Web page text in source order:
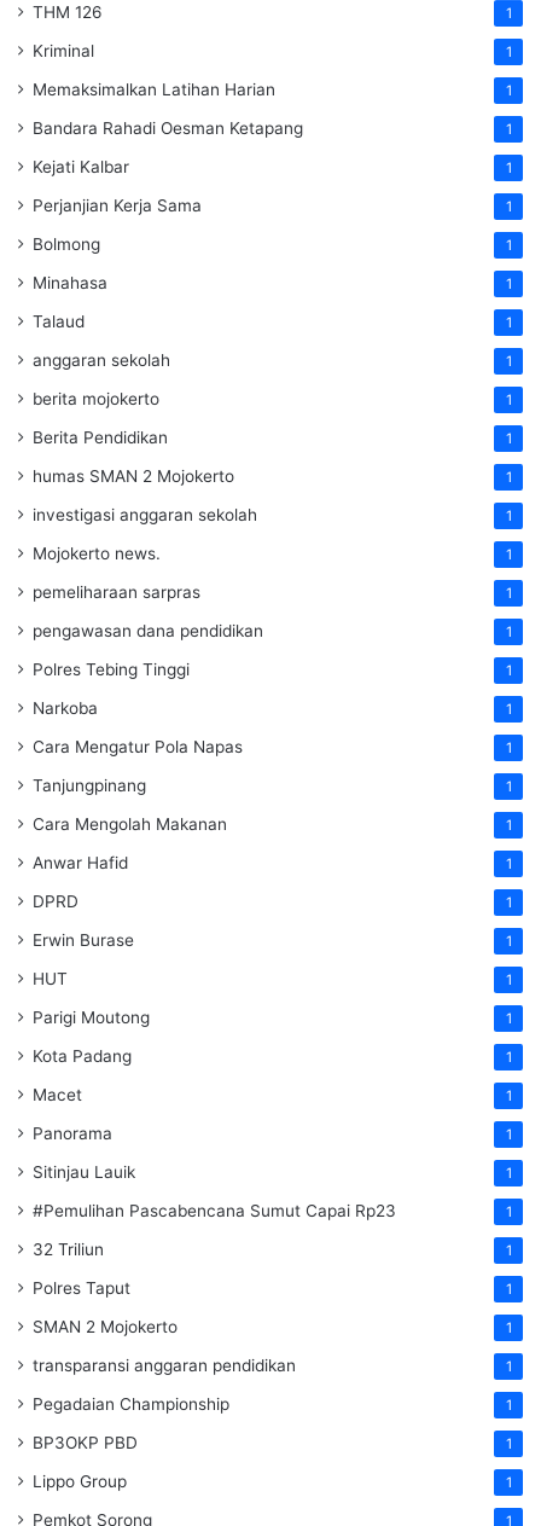
THM 126 1
Kriminal 1
Memaksimalkan Latihan Harian 1
Bandara Rahadi Oesman Ketapang 1
Kejati Kalbar 1
Perjanjian Kerja Sama 1
Bolmong 1
Minahasa 1
Talaud 1
anggaran sekolah 1
berita mojokerto 1
Berita Pendidikan 1
humas SMAN 2 Mojokerto 1
investigasi anggaran sekolah 1
Mojokerto news. 1
pemeliharaan sarpras 1
pengawasan dana pendidikan 1
Polres Tebing Tinggi 1
Narkoba 1
Cara Mengatur Pola Napas 1
Tanjungpinang 1
Cara Mengolah Makanan 1
Anwar Hafid 1
DPRD 1
Erwin Burase 1
HUT 1
Parigi Moutong 1
Kota Padang 1
Macet 1
Panorama 1
Sitinjau Lauik 1
#Pemulihan Pascabencana Sumut Capai Rp23 1
32 Triliun 1
Polres Taput 1
SMAN 2 Mojokerto 1
transparansi anggaran pendidikan 1
Pegadaian Championship 1
BP3OKP PBD 1
Lippo Group 1
Pemkot Sorong 1